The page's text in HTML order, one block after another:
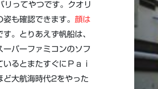
ってやつです。クオリ
も確認できます。 顔は
。とりあえず帆船は、
パーファミコンのソフ
るとまたすぐにＰａｉ
ど大航海時代2をやった